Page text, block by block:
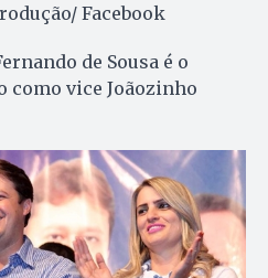
Facebook
de Sousa é o
como vice Joãozinho